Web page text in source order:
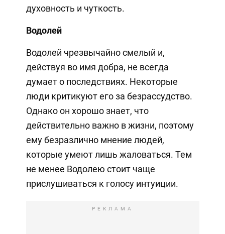
духовность и чуткость.
Водолей
Водолей чрезвычайно смелый и,
действуя во имя добра, не всегда
думает о последствиях. Некоторые
люди критикуют его за безрассудство.
Однако он хорошо знает, что
действительно важно в жизни, поэтому
ему безразлично мнение людей,
которые умеют лишь жаловаться. Тем
не менее Водолею стоит чаще
прислушиваться к голосу интуиции.
РЕКЛАМА